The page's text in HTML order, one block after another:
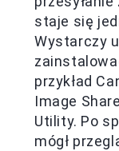
staje się
Wystarczy
przykład
Image
Utility. Po
mógł